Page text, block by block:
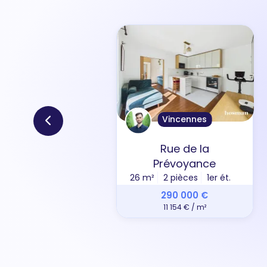
Vincennes
Rue de la
Prévoyance
26 m² 2 pièces 1er ét.
290 000 €
11 154 € / m²